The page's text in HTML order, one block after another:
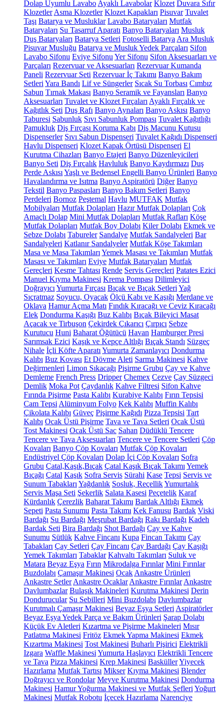
Dolap Uyumlu Lavabo Ayaklı Lavabolar Klozet Duvara Sıfır
Klozetler Asma Klozetler Klozet Kapakları Pisuvar Tuvalet
Taşı Batarya ve Musluklar Lavabo Bataryaları Mutfak
Bataryaları Su Tasarruf Aparatı Banyo Bataryaları Musluk
Duş Bataryaları Batarya Setleri Fotoselli Batarya Ara Musluk
Pisuvar Musluğu Batarya ve Musluk Yedek Parçaları Sifon
Lavabo Sifonu Eviye Sifonu Yer Sifonu Sifon Aksesuarları ve
Parçaları Rezervuar ve Aksesuarları Rezervuar Kumanda
Paneli Rezervuar Seti Rezervuar İç Takımı Banyo Bakım
Setleri Yara Bandı Lif ve Süngerler Sıcak Su Torbası Cımbız
Sabun Tırnak Makası Banyo Seramik ve Fayansları Banyo
Aksesuarları Tuvalet ve Klozet Fırçaları Ayaklı Fırçalık ve
Kağıtlık Seti Duş Rafı Banyo Aynaları Banyo Askısı Banyo
Taburesi Sabunluk Sıvı Sabunluk Pompası Tuvalet Kağıtlığı
Pamukluk Diş Fırçası Koruma Kabı Diş Macunu Kutusu
Dispenserler Sıvı Sabun Dispenseri Tuvalet Kağıdı Dispenseri
Havlu Dispenseri Klozet Kapak Örtüsü Dispenseri El
Kurutma Cihazları Banyo Etajeri Banyo Düzenleyicileri
Banyo Seti Diş Fırçalık Havluluk Banyo Kaydırmazı Duş
Perde Askısı Yaşlı ve Bedensel Engelli Banyo Ürünleri Banyo
Havalandırma ve Isıtma Banyo Aspiratörü Diğer Banyo
Tekstil Banyo Paspasları Banyo Bakım Setleri Banyo
Perdeleri Bornoz Peştemal Havlu MUTFAK Mutfak
Mobilyaları Mutfak Dolapları Hazır Mutfak Dolapları Çok
Amaçlı Dolap Mini Mutfak Dolapları Mutfak Rafları Köşe
Mutfak Dolapları Mutfak Boy Dolabı Kiler Dolabı Ekmek ve
Sebze Dolabı Tabureler Sandalye Mutfak Sandalyeleri Bar
Sandalyeleri Katlanır Sandalyeler Mutfak Köşe Takımları
Masa ve Masa Takımları Yemek Masası ve Takımları Mutfak
Masası ve Takımları Eviye Mutfak Bataryaları Mutfak
Gereçleri Kesme Tahtası Rende Servis Gereçleri Patates Ezici
Manuel Kıyma Makinesi Krema Pompası Dilimleyici
Doğrayıcı Yumurta Fırçası Bıçak ve Bıçak Setleri Yağ
Sıçratmaz Soyucu, Oyacak Ölçü Kabı ve Kaşığı Merdane ve
Oklava Hamur Açma Matı Fındık Kıracağı ve Ceviz Kıracağı
Elek Dondurma Kaşığı Buz Kalıbı Bıçak Bileyici Masat
Açacak ve Tirbuşon Çekirdek Çıkarıcı Çırpıcı Sebze
Kurutucu Huni Baharat Öğütücü Havan Hamburger Presi
Sarımsak Ezici Kaşık ve Kepçe Altlığı Bıçak Standı Süzgeç
Nihale İçli Köfte Aparatı Yumurta Zamanlayıcı Dondurma
Kalıbı Buz Kovası Et Dövme Aleti Sarma Makinesi Kahve
Değirmenleri Limon Sıkacağı Pişirme Grubu Çay ve Kahve
Demleme French Press Dripper Chemex Cezve Çay Süzgeci
Demlik Moka Pot Çaydanlık Kahve Filtresi Sifon Kahve
Fırında Pişirme Pasta Kalıbı Kurabiye Kalıbı Fırın Tepsisi
Cam Tepsi Alüminyum Folyo Kek Kalıbı Muffin Kalıbı
Çikolata Kalıbı Güveç Pişirme Kağıdı Pizza Tepsisi Tart
Kalıbı Ocak Üstü Pişirme Tava ve Tava Setleri Ocak Üstü
Tost Makinesi Ocak Üstü Sac Sahan Düdüklü Tencere
Tencere ve Tava Aksesuarları Tencere ve Tencere Setleri Çöp
Kovaları Banyo Çöp Kovaları Mutfak Çöp Kovaları
Endüstriyel Çöp Kovaları Dolap İçi Çöp Kovaları Sofra
Grubu Çatal,Kaşık,Bıçak Çatal Kaşık Bıçak Takımı Yemek
Bıçağı Çatal Kaşık Sofra Servis Sürahi Kase Tepsi Servis ve
Sunum Tabakları Yağdanlık Sosluk, ReçellikYumurtalık
Servis Maşa Seti Şekerlik Salata Kasesi Peçetelik Karaf
Kürdanlık Çerezlik Baharat Takımı Bardak Altlığı Ekmek
Sepeti Pasta Sunumu Pasta Takımı Kek Fanusu Bardak Viski
Bardağı Su Bardağı Meşrubat Bardağı Rakı Bardağı Kadeh
Bardak Seti Bira Bardağı Shot Bardağı Çay ve Kahve
Sunumu Sütlük Kahve Fincanı Kupa Fincan Takımı Çay
Tabakları Çay Setleri Çay Fincanı Çay Bardağı Çay Kaşığı
Yemek Takımları Tabaklar Kahvaltı Takımları Suluk ve
Matara Beyaz Eşya Fırın Mikrodalga Fırınlar Mini Fırınlar
Buzdolabı Çamaşır Makinesi Ocak Ankastre Ürünleri
Ankastre Setler Ankastre Ocaklar Ankastre Fırınlar Ankastre
Davlumbazlar Bulaşık Makineleri Kurutma Makinesi Derin
Dondurucular Su Sebilleri Mini Buzdolabı Davlumbazlar
Kurutmalı Çamaşır Makinesi Beyaz Eşya Setleri Aspiratörler
Beyaz Eşya Yedek Parça ve Bakım Ürünleri Şarap Dolabı
Küçük Ev Aletleri Kızartma ve Pişirme Makineleri Mısır
Patlatma Makinesi Fritöz Ekmek Yapma Makinesi Ekmek
Kızartma Makinesi Tost Makinesi Buharlı Pişirici Elektrikli
Izgara Waffle Makinesi Yumurta Haşlayıcı Elektrikli Tencere
ve Tava Pizza Makinesi Krep Makinesi BasküllerYiyecek
Hazırlama Mutfak Tartısı Mikser Kıyma Makinesi Blender
Doğrayıcı ve Rondolar Meyve Kurutma Makinesi Dondurma
Makinesi Hamur Yoğurma Makinesi ve Mutfak Şefleri Yoğurt
Makinesi Mutfak Robotu İçecek Hazırlama Narenciye